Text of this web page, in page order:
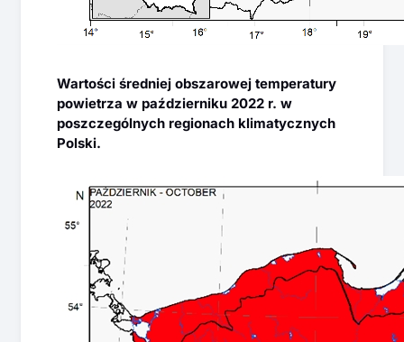
Wartości średniej obszarowej temperatury
powietrza w październiku 2022 r. w
poszczególnych regionach klimatycznych
Polski.